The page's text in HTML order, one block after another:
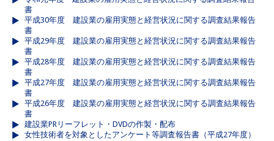
書
平成30年度 建設業の雇用実態と経営状況に関する調査結果報告
書
平成29年度 建設業の雇用実態と経営状況に関する調査結果報告
書
平成28年度 建設業の雇用実態と経営状況に関する調査結果報告
書
平成27年度 建設業の雇用実態と経営状況に関する調査結果報告
書
平成26年度 建設業の雇用実態と経営状況に関する調査結果報告
書
建設業PRリーフレット・DVDの作製・配布
女性技術者を対象としたアンケート等調査報告書（平成27年度）